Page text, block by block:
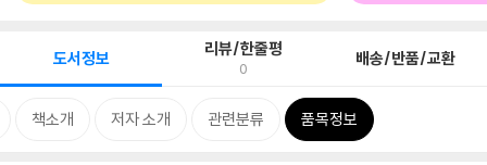
도서정보 리뷰/한줄평
0 배송/반품/교환
책소개 저자 소개 관련분류 품목정보